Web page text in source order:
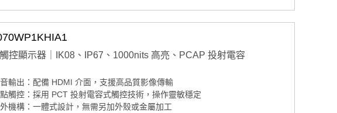
控顯示器｜IK08、IP67、1000nits 高亮、PCAP 投射電容
輸出：配備 HDMI 介面，支援高品質影像傳輸
觸控：採用 PCT 投射電容式觸控技術，操作靈敏穩定
機構：一體式設計，無需另加外殼或金屬加工